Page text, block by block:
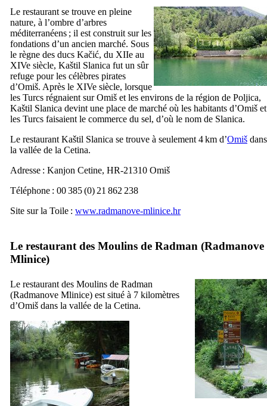
Le restaurant se trouve en pleine
nature, à l’ombre d’arbres
méditerranéens ; il est construit sur les
fondations d’un ancien marché. Sous
le règne des ducs Kačić, du XIIe au
XIVe siècle, Kaštil Slanica fut un sûr
refuge pour les célèbres pirates
d’Omiš. Après le XIVe siècle, lorsque
les Turcs régnaient surOmiš et les environs de la région de Poljica,
Kaštil Slanica devint une place de marché où les habitants d’Omiš et
les Turcs faisaient le commerce du sel, d’où le nom de Slanica.
Le restaurant Kaštil Slanica se trouve à seulement 4 km d’Omiš dans
la vallée de la Cetina.
Adresse : Kanjon Cetine, HR-21310 Omiš
Téléphone : 00 385 (0) 21 862 238
Site sur la Toile : www.radmanove-mlinice.hr
Le restaurant des Moulins de Radman (Radmanove
Mlinice)
Le restaurant des Moulins de Radman
(Radmanove Mlinice) est situé à 7 kilomètres
d’Omiš dans la vallée de la Cetina.